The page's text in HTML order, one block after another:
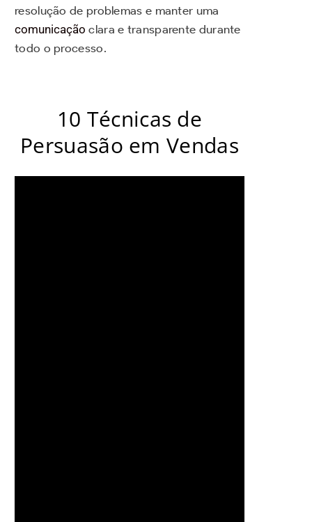
resolução de problemas e manter uma
comunicação clara e transparente durante
todo o processo.
10 Técnicas de
Persuasão em Vendas